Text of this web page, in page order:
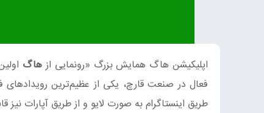
اپلیکیشن هاگ همایش بزرگ «رونمایی ازهاگ
فعال در صنعت قارچ، یکی از عظیم‌ترین
طریق اینستاگرام به صورت لایو و از طریق آپارات